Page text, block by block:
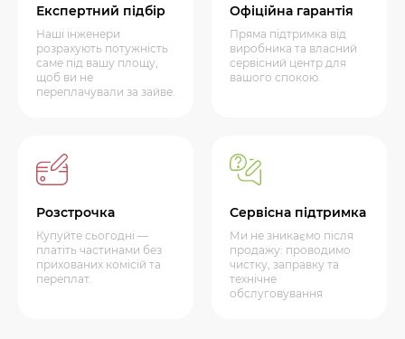
Експертний підбір
Наші інженери
розрахують потужність
саме під вашу площу,
щоб ви не
переплачували за зайве.
Офіційна гарантія
Пряма підтримка від
виробника та власний
сервісний центр для
вашого спокою.
Розстрочка
Купуйте сьогодні —
платіть частинами без
прихованих комісій та
переплат.
Сервісна підтримка
Ми не зникаємо після
продажу: проводимо
чистку, заправку та
технічне
обслуговування